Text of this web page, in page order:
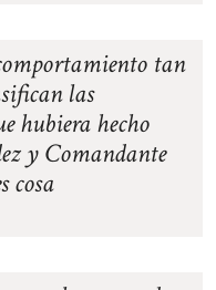
tan
las
hubiera hecho
y Comandante
cosa